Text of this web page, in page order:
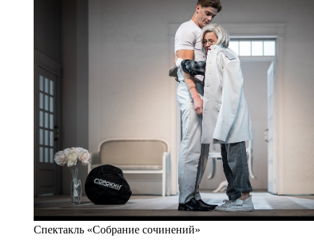
Спектакль «Собрание сочинений»